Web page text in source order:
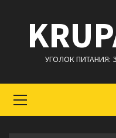
содержимому
УГОЛОК ПИТАНИЯ:
меню